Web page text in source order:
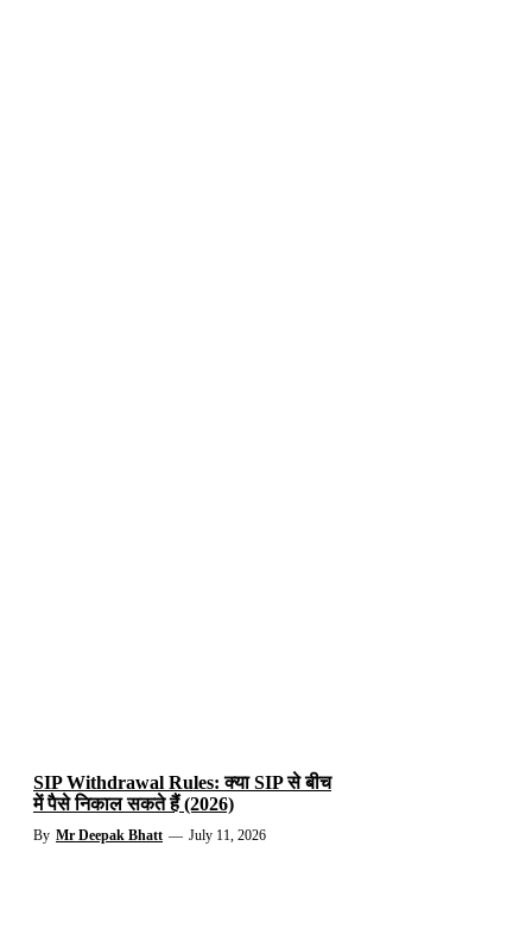
SIP Withdrawal Rules: क्या SIP से बीच
में पैसे निकाल सकते हैं (2026)
By Mr Deepak Bhatt — July 11, 2026